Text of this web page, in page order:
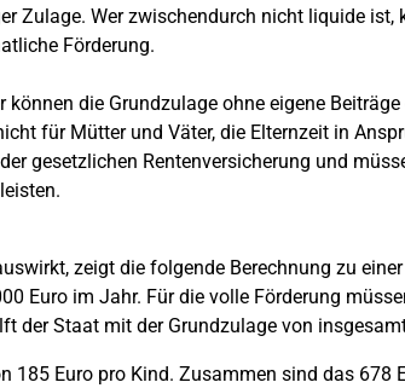
Zulage. Wer zwischendurch nicht liquide ist,
Förderung.
die Grundzulage ohne eigene
für Mütter und Väter, die Elternzeit in
gesetzlichen Rentenversicherung und
zeigt die folgende Berechnung zu
Euro im Jahr. Für die volle Förderung
der Staat mit der Grundzulage von
185 Euro pro Kind. Zusammen sind das 678